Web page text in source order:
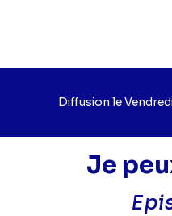
Diffusion leJour
Je